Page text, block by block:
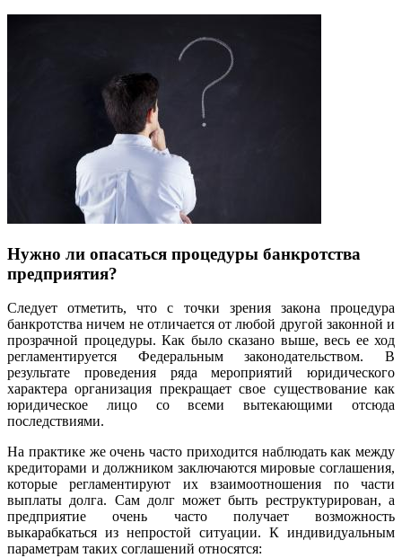
Нужно ли опасаться процедуры банкротства
предприятия?
Следует отметить, что с точки зрения закона процедура
банкротства ничем не отличается от любой другой законной и
прозрачной процедуры. Как было сказано выше, весь ее ход
регламентируется Федеральным законодательством. В
результате проведения ряда мероприятий юридического
характера организация прекращает свое существование как
юридическое лицо со всеми вытекающими отсюда
последствиями.
На практике же очень часто приходится наблюдать как между
кредиторами и должником заключаются мировые соглашения,
которые регламентируют их взаимоотношения по части
выплаты долга. Сам долг может быть реструктурирован, а
предприятие очень часто получает возможность
выкарабкаться из непростой ситуации. К индивидуальным
параметрам таких соглашений относятся: